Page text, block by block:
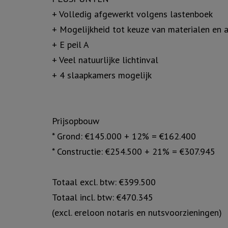
+ Volledig afgewerkt volgens lastenboek
+ Mogelijkheid tot keuze van materialen en
+ E peil A
+ Veel natuurlijke lichtinval
+ 4 slaapkamers mogelijk
Prijsopbouw
* Grond: €145.000 + 12% = €162.400
* Constructie: €254.500 + 21% = €307.945
Totaal excl. btw: €399.500
Totaal incl. btw: €470.345
(excl. ereloon notaris en nutsvoorzieningen)